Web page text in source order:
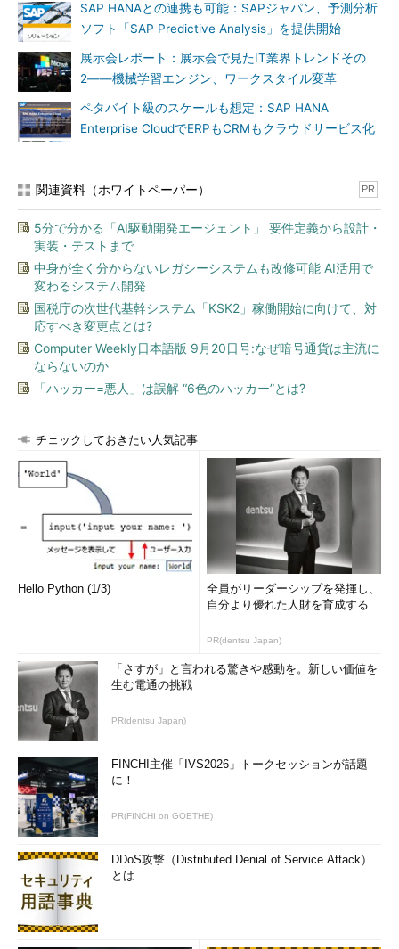
SAP HANAとの連携も可能：SAPジャパン、予測分析
ソフト「SAP Predictive Analysis」を提供開始
展示会レポート：展示会で見たIT業界トレンドその
2――機械学習エンジン、ワークスタイル変革
ペタバイト級のスケールも想定：SAP HANA
Enterprise CloudでERPもCRMもクラウドサービス化
関連資料（ホワイトペーパー） PR
5分で分かる「AI駆動開発エージェント」 要件定義から設計・
実装・テストまで
中身が全く分からないレガシーシステムも改修可能 AI活用で
変わるシステム開発
国税庁の次世代基幹システム「KSK2」稼働開始に向けて、対
応すべき変更点とは?
Computer Weekly日本語版 9月20日号:なぜ暗号通貨は主流に
ならないのか
「ハッカー=悪人」は誤解 “6色のハッカー”とは?
チェックしておきたい人気記事
Hello Python (1/3)
全員がリーダーシップを発揮し、
自分より優れた人財を育成する
PR(dentsu Japan)
「さすが」と言われる驚きや感動を。新しい価値を
生む電通の挑戦
PR(dentsu Japan)
FINCHI主催「IVS2026」トークセッションが話題
に！
PR(FINCHI on GOETHE)
DDoS攻撃（Distributed Denial of Service Attack）
とは